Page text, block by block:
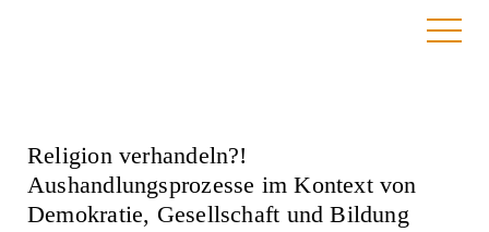
Religion verhandeln?!
Aushandlungsprozesse im Kontext von
Demokratie, Gesellschaft und Bildung